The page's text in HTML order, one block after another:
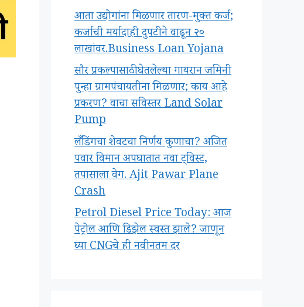
आता उद्योगांना मिळणार तारण-मुक्त कर्ज;
कर्जाची मर्यादाही दुपटीने वाढून २०
लाखांवर.Business Loan Yojana
सौर प्रकल्पासाठी घेतलेल्या गायरान जमिनी
पुन्हा ग्रामपंचायतीना मिळणार; काय आहे
प्रकरण? वाचा सविस्तर Land Solar
Pump
लँडिंगचा शेवटचा निर्णय कुणाचा? अजित
पवार विमान अपघातात नवा ट्विस्ट,
तपासाला वेग. Ajit Pawar Plane
Crash
Petrol Diesel Price Today: आज
पेट्रोल आणि डिझेल स्वस्त झाले? जाणून
घ्या CNGचे ही नवीनतम दर